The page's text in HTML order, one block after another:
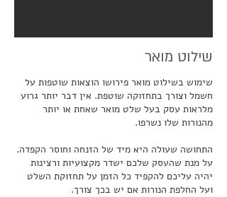
שילוט מואר
שימוש בשילוט מואר פירושו הוצאות שוטפות על
חשמל וצורך בתחזוקה שוטפת. אין דבר יותר גרוע
מלראות עסק בעל שלט מואר שאחת או יותר
מהנורות שלו נשרפו.
התחושה שעולה היא מיד של הזנחה וחוסר הקפדה.
על מנת שהעסק שלכם ישדר מקצועיות ורצינות
יהיה עליכם להקפיד כל הזמן על תחזוקת השלט
ועל החלפת הנורות אם יש בכך צורך.